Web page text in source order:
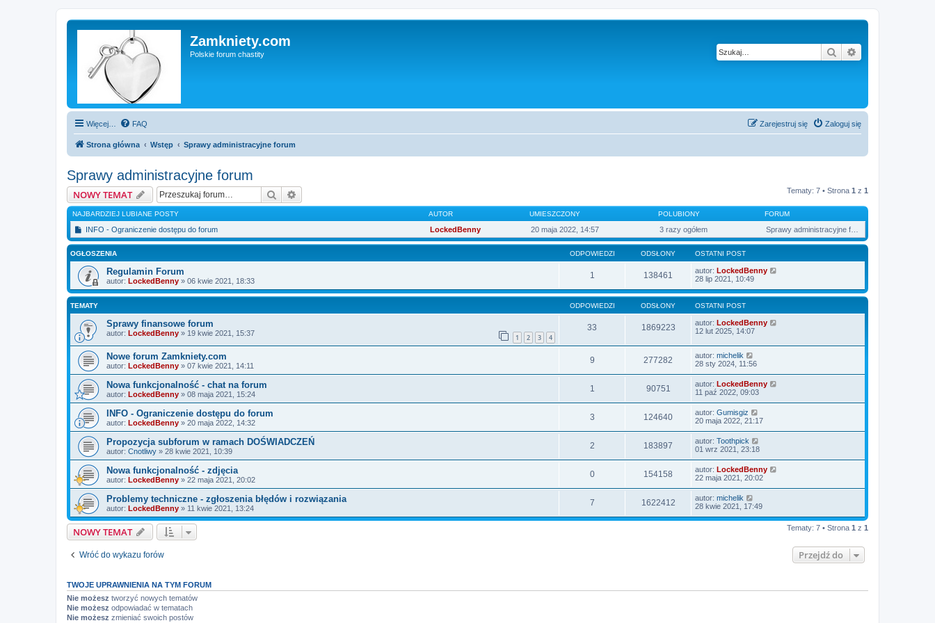
Zamkniety.com
Polskie forum chastity Szukaj
Więcej… FAQ Zaloguj się
Zarejestruj się
Strona główna Wstęp Sprawy administracyjne forum
Sprawy administracyjne forum
NOWY TEMAT Szukaj Tematy: 7 • Strona 1 z 1
NAJBARDZIEJ LUBIANE POSTY AUTOR UMIESZCZONY POLUBIONY FORUM
INFO - Ograniczenie dostępu do forum LockedBenny 20 maja 2022, 14:57 3 razy ogółem
OGŁOSZENIA ODPOWIEDZI ODSŁONY OSTATNI POST
Regulamin Forum
autor: LockedBenny » 06 kwie 2021, 18:33
1 138461 autor: LockedBenny
28 lip 2021, 10:49
TEMATY ODPOWIEDZI ODSŁONY OSTATNI POST
Sprawy finansowe forum
autor: LockedBenny » 19 kwie 2021, 15:37 1 2 3 4
33 1869223 autor: LockedBenny
12 lut 2025, 14:07
Nowe forum Zamkniety.com
autor: LockedBenny » 07 kwie 2021, 14:11
9 277282 autor: michelik
28 sty 2024, 11:56
Nowa funkcjonalność - chat na forum
autor: LockedBenny » 08 maja 2021, 15:24
1 90751 autor: LockedBenny
11 paź 2022, 09:03
INFO - Ograniczenie dostępu do forum
autor: LockedBenny » 20 maja 2022, 14:32
3 124640 autor: Gumisgiz
20 maja 2022, 21:17
Propozycja subforum w ramach DOŚWIADCZEŃ
autor: Cnotliwy » 28 kwie 2021, 10:39
2 183897 autor: Toothpick
01 wrz 2021, 23:18
Nowa funkcjonalność - zdjęcia
autor: LockedBenny » 22 maja 2021, 20:02
0 154158 autor: LockedBenny
22 maja 2021, 20:02
Problemy techniczne - zgłoszenia błędów i rozwiązania
autor: LockedBenny » 11 kwie 2021, 13:24
7 1622412 autor: michelik
28 kwie 2021, 17:49
NOWY TEMAT Tematy: 7 • Strona 1 z 1
Wróć do wykazu forów Przejdź do
TWOJE UPRAWNIENIA NA TYM FORUM
Nie możesz tworzyć nowych tematów
Nie możesz odpowiadać w tematach
Nie możesz zmieniać swoich postów